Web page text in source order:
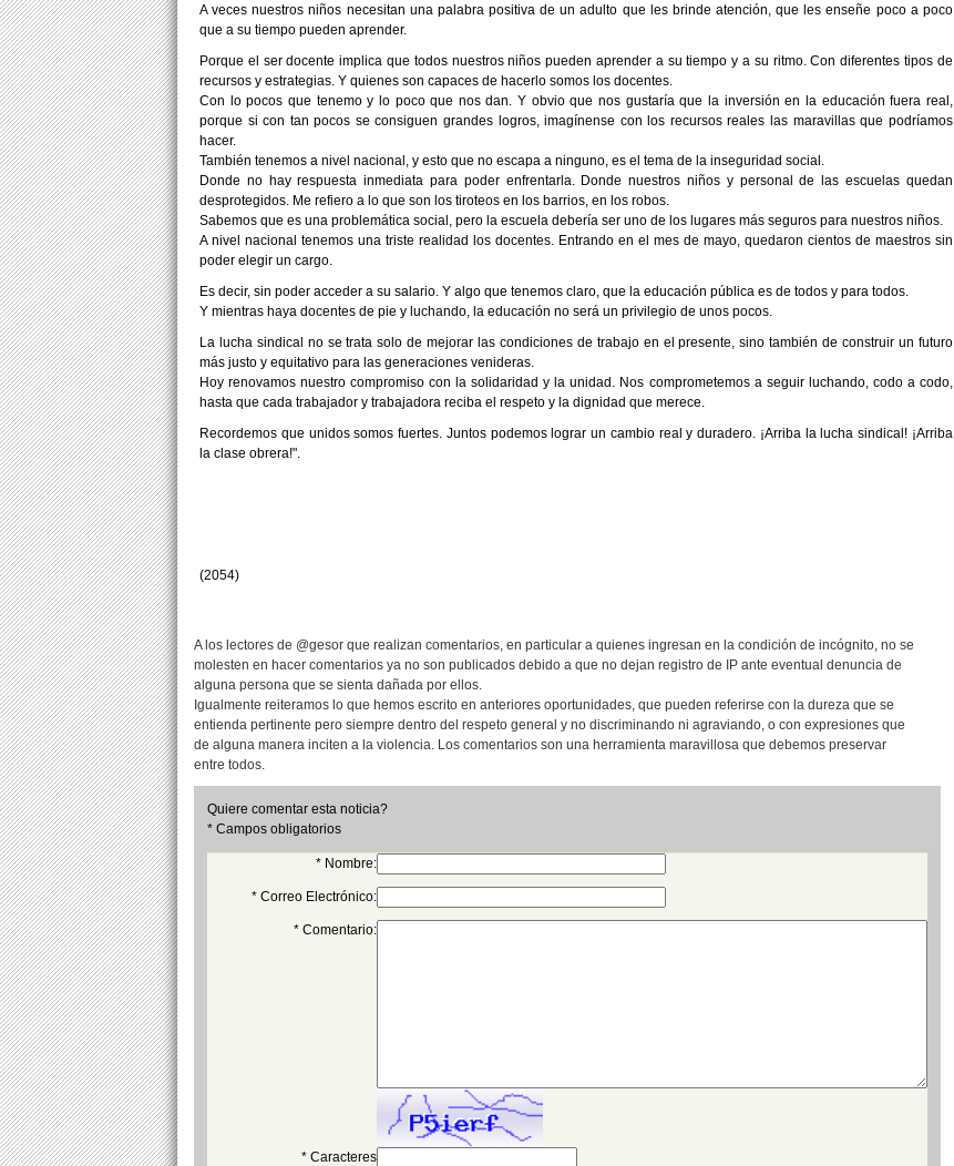
A veces nuestros niños necesitan una palabra positiva de un adulto que les brinde atención, que les enseñe poco a poco
que a su tiempo pueden aprender.
Porque el ser docente implica que todos nuestros niños pueden aprender a su tiempo y a su ritmo. Con diferentes tipos de
recursos y estrategias. Y quienes son capaces de hacerlo somos los docentes.
Con lo pocos que tenemo y lo poco que nos dan. Y obvio que nos gustaría que la inversión en la educación fuera real,
porque si con tan pocos se consiguen grandes logros, imagínense con los recursos reales las maravillas que podríamos
hacer.
También tenemos a nivel nacional, y esto que no escapa a ninguno, es el tema de la inseguridad social.
Donde no hay respuesta inmediata para poder enfrentarla. Donde nuestros niños y personal de las escuelas quedan
desprotegidos. Me refiero a lo que son los tiroteos en los barrios, en los robos.
Sabemos que es una problemática social, pero la escuela debería ser uno de los lugares más seguros para nuestros niños.
A nivel nacional tenemos una triste realidad los docentes. Entrando en el mes de mayo, quedaron cientos de maestros sin
poder elegir un cargo.
Es decir, sin poder acceder a su salario. Y algo que tenemos claro, que la educación pública es de todos y para todos.
Y mientras haya docentes de pie y luchando, la educación no será un privilegio de unos pocos.
La lucha sindical no se trata solo de mejorar las condiciones de trabajo en el presente, sino también de construir un futuro
más justo y equitativo para las generaciones venideras.
Hoy renovamos nuestro compromiso con la solidaridad y la unidad. Nos comprometemos a seguir luchando, codo a codo,
hasta que cada trabajador y trabajadora reciba el respeto y la dignidad que merece.
Recordemos que unidos somos fuertes. Juntos podemos lograr un cambio real y duradero. ¡Arriba la lucha sindical! ¡Arriba
la clase obrera!".
(2054)
A los lectores de @gesor que realizan comentarios, en particular a quienes ingresan en la condición de incógnito, no se
molesten en hacer comentarios ya no son publicados debido a que no dejan registro de IP ante eventual denuncia de
alguna persona que se sienta dañada por ellos.
Igualmente reiteramos lo que hemos escrito en anteriores oportunidades, que pueden referirse con la dureza que se
entienda pertinente pero siempre dentro del respeto general y no discriminando ni agraviando, o con expresiones que
de alguna manera inciten a la violencia. Los comentarios son una herramienta maravillosa que debemos preservar
entre todos.
Quiere comentar esta noticia?
* Campos obligatorios
* Nombre:
* Correo Electrónico:
* Comentario:
* Caracteres